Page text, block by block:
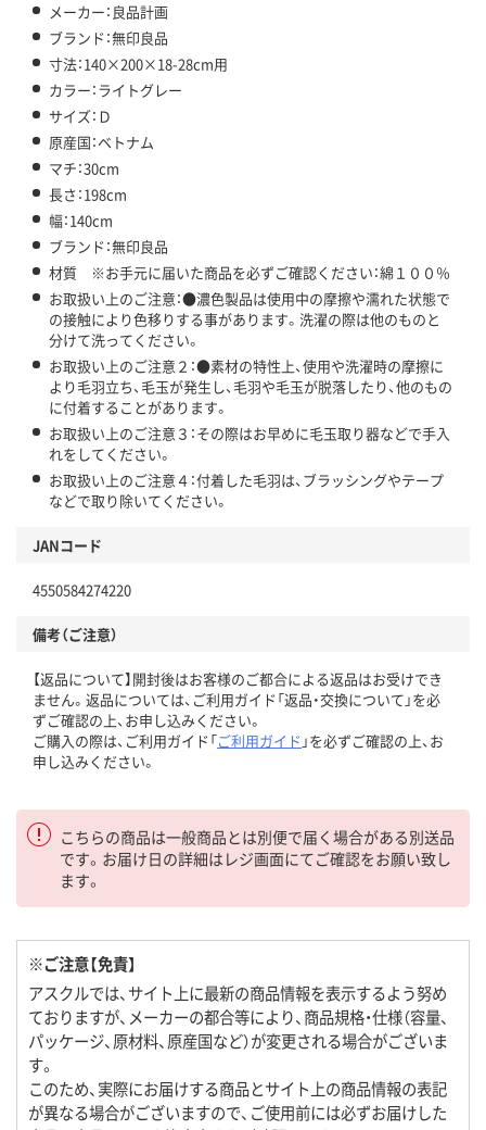
メーカー：良品計画
ブランド：無印良品
寸法：140×200×18-28cm用
カラー：ライトグレー
サイズ：Ｄ
原産国：ベトナム
マチ：30cm
長さ：198cm
幅：140cm
ブランド：無印良品
材質 ※お手元に届いた商品を必ずご確認ください：綿１００％
お取扱い上のご注意：●濃色製品は使用中の摩擦や濡れた状態で
の接触により色移りする事があります。洗濯の際は他のものと
分けて洗ってください。
お取扱い上のご注意２：●素材の特性上、使用や洗濯時の摩擦に
より毛羽立ち、毛玉が発生し、毛羽や毛玉が脱落したり、他のもの
に付着することがあります。
お取扱い上のご注意３：その際はお早めに毛玉取り器などで手入
れをしてください。
お取扱い上のご注意４：付着した毛羽は、ブラッシングやテープ
などで取り除いてください。
JANコード
4550584274220
備考（ご注意）
【返品について】開封後はお客様のご都合による返品はお受けでき
ません。返品については、ご利用ガイド「返品・交換について」を必
ずご確認の上、お申し込みください。
ご購入の際は、ご利用ガイド「ご利用ガイド 」を必ずご確認の上、お
申し込みください。
こちらの商品は一般商品とは別便で届く場合がある別送品
です。お届け日の詳細はレジ画面にてご確認をお願い致し
ます。
※ご注意【免責】
アスクルでは、サイト上に最新の商品情報を表示するよう努め
ておりますが、メーカーの都合等により、商品規格・仕様（容量、
パッケージ、原材料、原産国など）が変更される場合がございま
す。
このため、実際にお届けする商品とサイト上の商品情報の表記
が異なる場合がございますので、ご使用前には必ずお届けした